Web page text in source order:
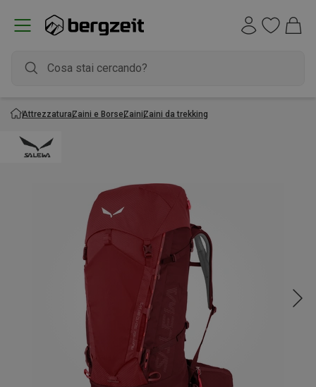
AttrezzaturaZaini e BorseZainiZaini da trekking